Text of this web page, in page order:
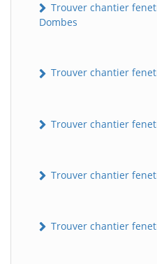
Trouver chantier
Dombes
Trouver chantier
Trouver chantier
Trouver chantier
Trouver chantier